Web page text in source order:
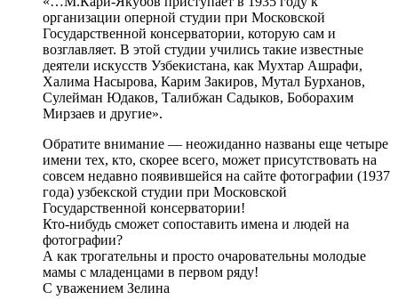
организации оперной студии при Московской
Государственной консерватории, кото­рую сам и
возглавляет. В этой студии учились такие из­вестные
деятели искусств Узбекистана, как Мухтар Ашрафи,
Халима Насырова, Карим Закиров, Мутал Бурханов,
Сулейман Юдаков, Талибжан Садыков, Боборахим
Мирзаев и другие».
Обратите внимание — неожиданно названы еще четыре
имени тех, кто, скорее всего, может присутствовать на
совсем недавно появившейся на сайте фотографии (1937
года) узбекской студии при Московской
Государственной консерватории!
Кто-нибудь сможет сопоставить имена и людей на
фотографии?
А как трогательны и просто очаровательны молодые
мамы с младенцами в первом ряду!
С уважением Зелина